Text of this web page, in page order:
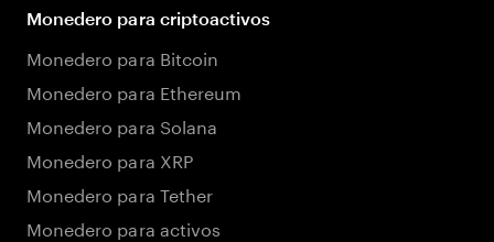
Monedero para criptoactivos
Monedero para Bitcoin
Monedero para Ethereum
Monedero para Solana
Monedero para XRP
Monedero para Tether
Monedero para activos